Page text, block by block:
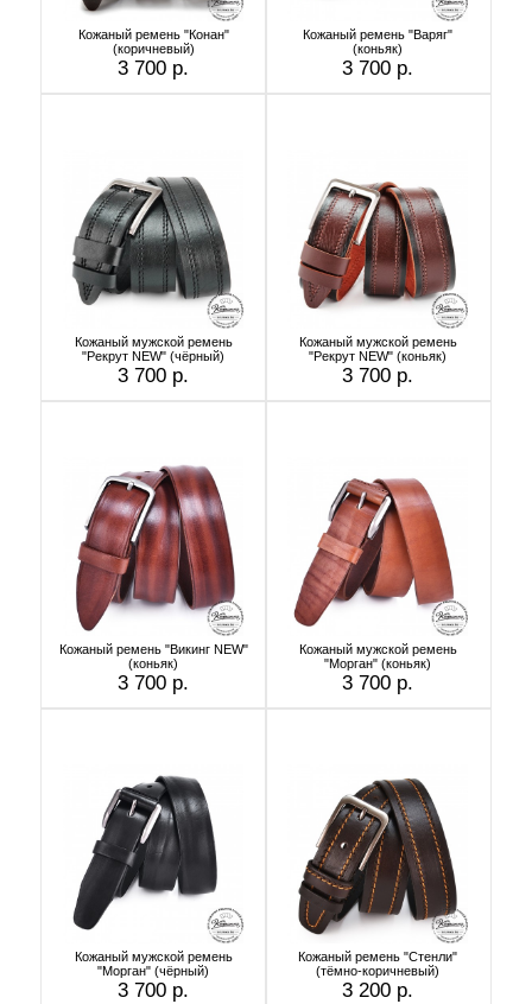
Кожаный ремень "Конан"
(коричневый)
3 700 р.
Кожаный ремень "Варяг"
(коньяк)
3 700 р.
Кожаный мужской ремень
"Рекрут NEW" (чёрный)
3 700 р.
Кожаный мужской ремень
"Рекрут NEW" (коньяк)
3 700 р.
Кожаный ремень "Викинг NEW"
(коньяк)
3 700 р.
Кожаный мужской ремень
"Морган" (коньяк)
3 700 р.
Кожаный мужской ремень
"Морган" (чёрный)
3 700 р.
Кожаный ремень "Стенли"
(тёмно-коричневый)
3 200 р.